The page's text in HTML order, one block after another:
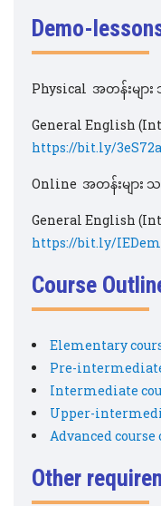
Demo-
Physical အတန်းမျာ
General English
https://bit.ly/
Online အတန်းများ
General English
https://bit.ly/
Course
Elementary
Pre-
Intermediate
Upper-
Advanced
Other